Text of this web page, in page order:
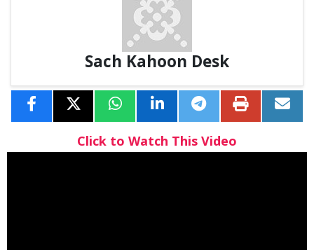
Sach Kahoon Desk
Click to Watch This Video